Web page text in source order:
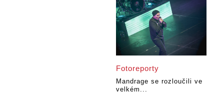
Fotoreporty
Mandrage se rozloučili ve
velkém...